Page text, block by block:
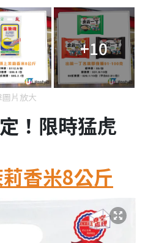
+10
圖片放大
！限時猛虎
香米8公斤